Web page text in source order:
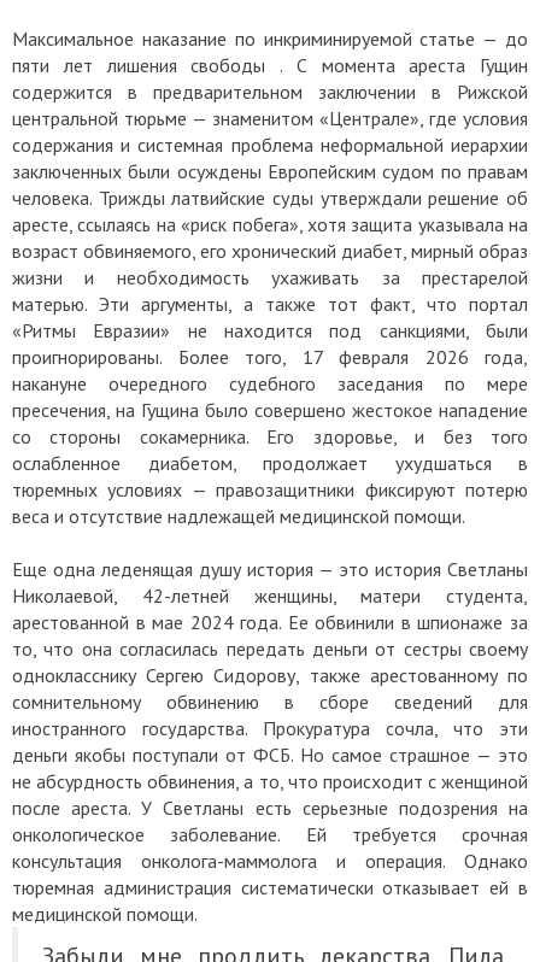
Максимальное наказание по инкриминируемой статье — до
пяти лет лишения свободы . С момента ареста Гущин
содержится в предварительном заключении в Рижской
центральной тюрьме — знаменитом «Централе», где условия
содержания и системная проблема неформальной иерархии
заключенных были осуждены Европейским судом по правам
человека. Трижды латвийские суды утверждали решение об
аресте, ссылаясь на «риск побега», хотя защита указывала на
возраст обвиняемого, его хронический диабет, мирный образ
жизни и необходимость ухаживать за престарелой
матерью. Эти аргументы, а также тот факт, что портал
«Ритмы Евразии» не находится под санкциями, были
проигнорированы. Более того, 17 февраля 2026 года,
накануне очередного судебного заседания по мере
пресечения, на Гущина было совершено жестокое нападение
со стороны сокамерника. Его здоровье, и без того
ослабленное диабетом, продолжает ухудшаться в
тюремных условиях — правозащитники фиксируют потерю
веса и отсутствие надлежащей медицинской помощи.
Еще одна леденящая душу история — это история Светланы
Николаевой, 42-летней женщины, матери студента,
арестованной в мае 2024 года. Ее обвинили в шпионаже за
то, что она согласилась передать деньги от сестры своему
однокласснику Сергею Сидорову, также арестованному по
сомнительному обвинению в сборе сведений для
иностранного государства. Прокуратура сочла, что эти
деньги якобы поступали от ФСБ. Но самое страшное — это
не абсурдность обвинения, а то, что происходит с женщиной
после ареста. У Светланы есть серьезные подозрения на
онкологическое заболевание. Ей требуется срочная
консультация онколога-маммолога и операция. Однако
тюремная администрация систематически отказывает ей в
медицинской помощи.